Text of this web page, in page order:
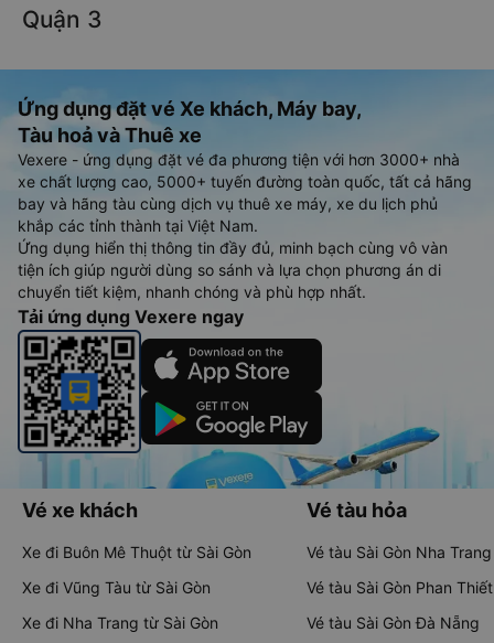
hãng xe khách đi tuyến đường An Minh - Quận 3 và Quận 3 -
An Minh ngay khi có thông tin từ các hãng xe.
Đặt vé máy bay giá rẻ từ An Minh đi
Quận 3
Ứng dụng đặt vé Xe khách, Máy bay,
Tàu hoả và Thuê xe
Vexere - ứng dụng đặt vé đa phương tiện với hơn 3000+ nhà
xe chất lượng cao, 5000+ tuyến đường toàn quốc, tất cả hãng
bay và hãng tàu cùng dịch vụ thuê xe máy, xe du lịch phủ
khắp các tỉnh thành tại Việt Nam.
Ứng dụng hiển thị thông tin đầy đủ, minh bạch cùng vô vàn
tiện ích giúp người dùng so sánh và lựa chọn phương án di
chuyển tiết kiệm, nhanh chóng và phù hợp nhất.
Tải ứng dụng Vexere ngay
Vé xe khách
Xe đi Buôn Mê Thuột từ Sài Gòn
Vé tàu hỏa
Vé tàu Sài Gòn Nha Trang